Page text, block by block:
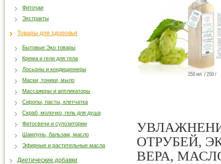
ОТРУБЕЙ,
ВЕРА,
Фиточаи
Экстракты
Товары для здоровья
Бытовые Эко товары
Крема и гели для тела
Лосьоны и кондиционеры
Маски, тоники, мыло
Массажеры и аппликаторы
Сиропы, пасты, клетчатка
Скраб, молочко, гель для душа
Фитосвечи и супозитории
Шампунь, бальзам, масло
Эфирные и растительные масла
Диетические добавки